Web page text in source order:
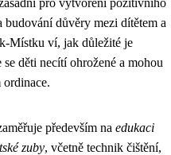
pro vytvoření pozitivního
důvěry mezi dítětem a
Místku ví, jak důležité je
děti necítí ohrožené a mohou
ordinace.
především na edukaci
zuby, včetně technik čištění,